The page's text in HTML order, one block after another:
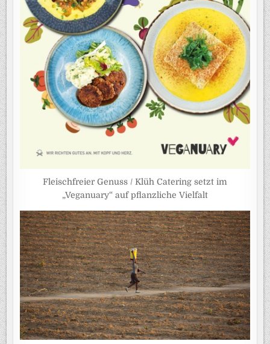
Fleischfreier Genuss / Klüh Catering setzt im
„Veganuary“ auf pflanzliche Vielfalt